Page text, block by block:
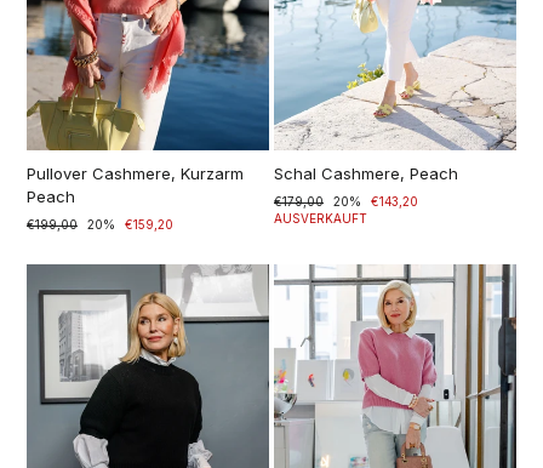
Pullover Cashmere, Kurzarm
Peach
Normaler
€199,00
Sonderpreis20% €159,20
Schal Cashmere, Peach
Normaler
Preis
€179,00
Sonderpreis20%
€143,20
AUSVERKAUFT